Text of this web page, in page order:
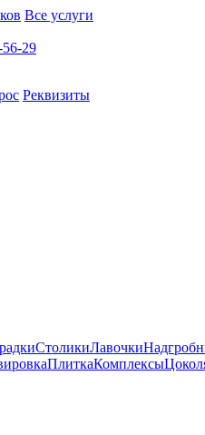
Все услуги
29
Реквизиты
СтоликиЛавочки
ПлиткаКомплексы